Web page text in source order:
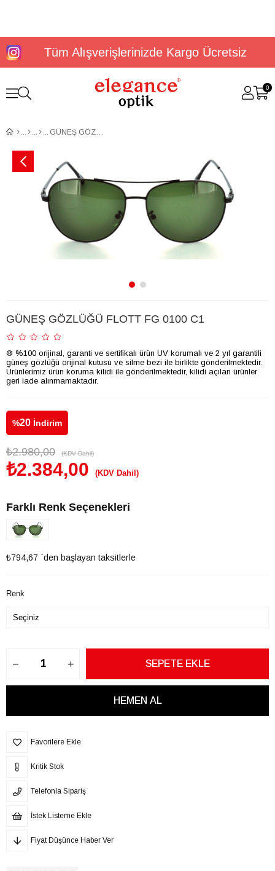
Tüm Alışverişlerinizde Kargo Ücretsiz
0
GÜNEŞ GÖZLÜĞÜ FLOTT FG 0100 C1
GÜNEŞ GÖZLÜĞÜ FLOTT FG 0100 C1
® %100 orijinal, garanti ve sertifikalı ürün UV korumalı ve 2 yıl garantili
güneş gözlüğü orijinal kutusu ve silme bezi ile birlikte gönderilmektedir.
Ürünlerimiz ürün koruma kilidi ile gönderilmektedir, kilidi açılan ürünler
geri iade alınmamaktadır.
%20 İndirim
₺2.980,00 (KDV Dahil)
₺2.384,00 (KDV Dahil)
Farklı Renk Seçenekleri
₺794,67 `den başlayan taksitlerle
Renk
Favorilere Ekle
Kritik Stok
Telefonla Sipariş
İstek Listeme Ekle
Fiyat Düşünce Haber Ver